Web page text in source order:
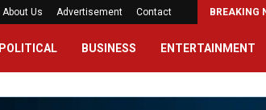
About Us Advertisement Contact BREAKING
POLITICAL BUSINESS ENTERTAINMENT